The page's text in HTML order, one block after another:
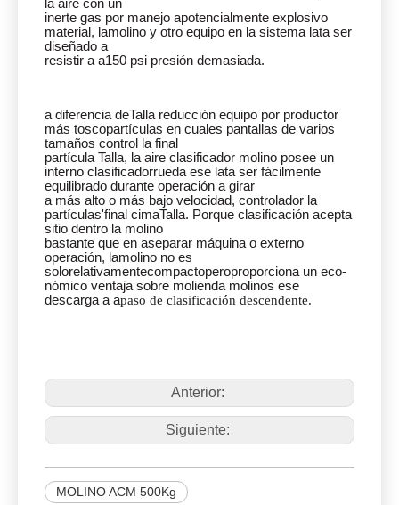
la aire con un
inerte gas por manejo apotencialmente explosivo
material, lamolino y otro equipo en la sistema lata ser
diseñado a
resistir a a150 psi presión demasiada.
a diferencia deTalla reducción equipo por productor
más toscopartículas en cuales pantallas de varios
tamaños control la final
partícula Talla, la aire clasificador molino posee un
interno clasificadorrueda ese lata ser fácilmente
equilibrado durante operación a girar
a más alto o más bajo velocidad, controlador la
partículas'final cimaTalla. Porque clasificación acepta
sitio dentro la molino
bastante que en aseparar máquina o externo
operación, lamolino no es
solorelativamentecompactoperoproporciona un eco-
nómico ventaja sobre molienda molinos ese
descarga a apaso de clasificación descendente.
Anterior:
Siguiente:
MOLINO ACM 500Kg